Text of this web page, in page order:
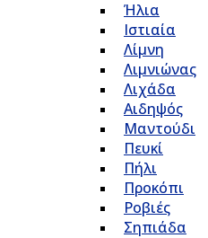
Ήλια
Ιστιαία
Λίμνη
Λιμνιώνας
Λιχάδα
Αιδηψός
Μαντούδι
Πευκί
Πήλι
Προκόπι
Ροβιές
Σηπιάδα